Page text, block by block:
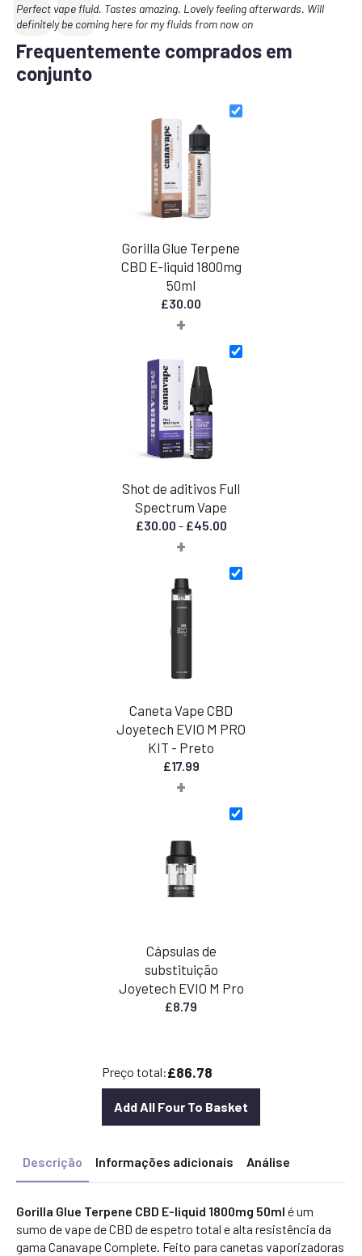
Text:
Perfect vape fluid. Tastes amazing. Lovely feeling afterwards. Will
definitely be coming here for my fluids from now on
Frequentemente comprados em
conjunto
Gorilla Glue Terpene
CBD E-liquid 1800mg
50ml
£30.00
+
Shot de aditivos Full
Spectrum Vape
£30.00 - £45.00Faixa
£30,00
+
Caneta Vape CBD
Joyetech EVIO M PRO
KIT - Preto
£17.99
+
Cápsulas de
substituição
Joyetech EVIO M Pro
£8.79
Preço total:£86.78
Add All Four To Basket
Descrição Informações adicionais Análise
Gorilla Glue Terpene CBD E-liquid 1800mg 50ml é um
sumo de vape de CBD de espetro total e alta resistência da
gama Canavape Complete. Feito para canetas vaporizadoras